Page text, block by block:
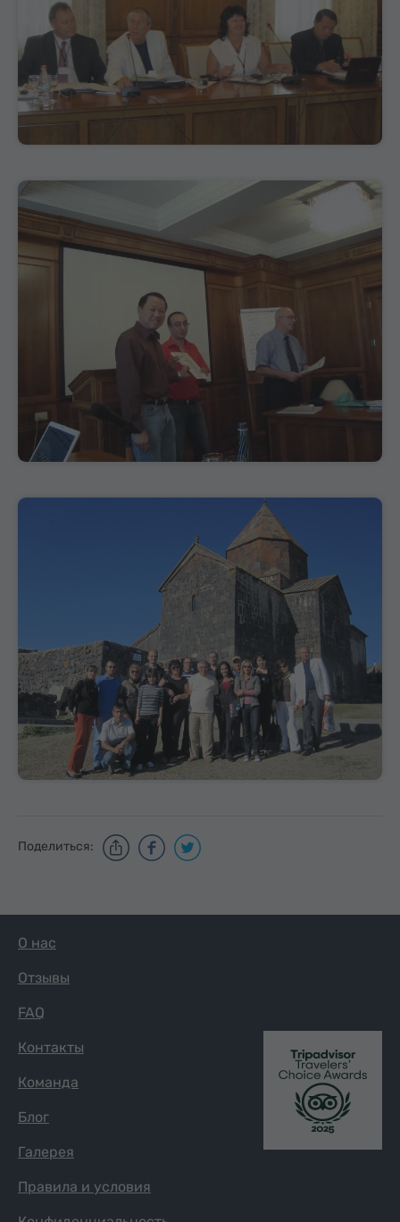
Поделиться:
О нас
Отзывы
FAQ
Контакты
Команда
Блог
Галерея
Правила и условия